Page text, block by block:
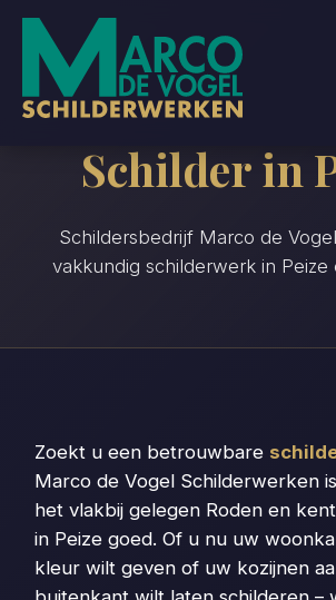
Schilder in
Schildersbedrijf Marco de
vakkundig schilderwerk in Peize
Zoekt u een betrouwbare
Marco de Vogel Schilderwerken
het vlakbij gelegen Roden en
in Peize goed. Of u nu uw
kleur wilt geven of uw kozijnen